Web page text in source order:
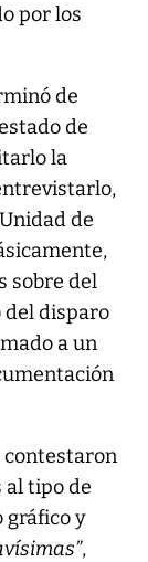
por los
de
de
la
de
sobre del
del disparo
a un
contestaron
al tipo de
gráfico y
,